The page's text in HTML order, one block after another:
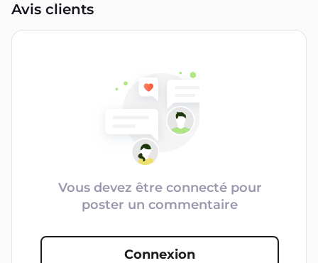
Avis clients
Vous devez être connecté pour
poster un commentaire
Connexion